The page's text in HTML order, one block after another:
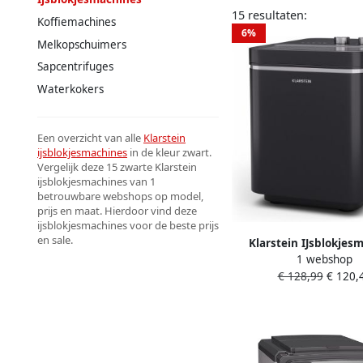
Koffiemachines
Melkopschuimers
Sapcentrifuges
Waterkokers
Een overzicht van alle Klarstein
ijsblokjesmachines in de kleur zwart.
Vergelijk deze 15 zwarte Klarstein
ijsblokjesmachines van 1
betrouwbare webshops op model,
prijs en maat. Hierdoor vind deze
ijsblokjesmachines voor de beste prijs
en sale.
15 resultaten:
6%
Klarstein
Icecraft Ice Cube
per dag 2 Maten
IJsmaker
1 webshop
€ 128,99€